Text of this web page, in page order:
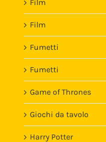
Film
Film
Fumetti
Fumetti
Game of Thrones
Giochi da tavolo
Harry Potter